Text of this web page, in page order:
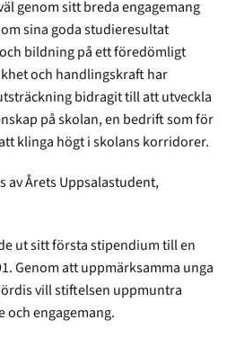
genom sitt breda engagemang
sina goda studieresultat
bildning på ett föredömligt
och handlingskraft har
bidragit till att utveckla
på skolan, en bedrift som för
klinga högt i skolans korridorer.
av Årets Uppsalastudent,
ut sitt första stipendium till en
Genom att uppmärksamma unga
vill stiftelsen uppmuntra
och engagemang.